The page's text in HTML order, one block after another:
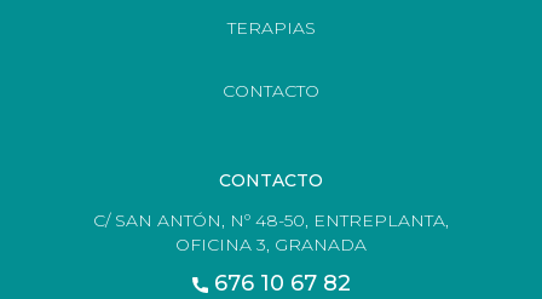
TERAPIAS
CONTACTO
CONTACTO
C/ SAN ANTÓN, Nº 48-50, ENTREPLANTA,
OFICINA 3, GRANADA
676 10 67 82